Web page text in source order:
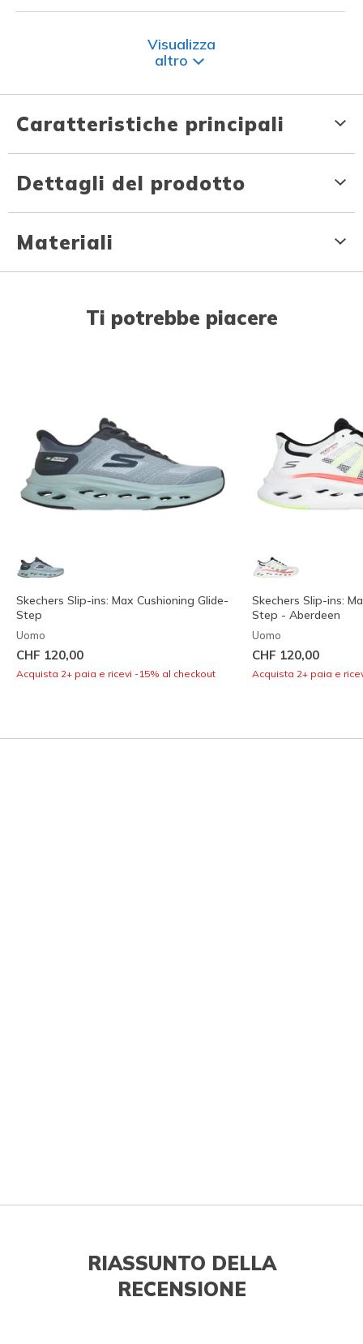
Visualizza
altro
Caratteristiche principali
Dettagli del prodotto
Materiali
Ti potrebbe piacere
Skechers Slip-ins: Max Cushioning Glide-
Step
Uomo
CHF 120,00
Acquista 2+ paia e ricevi -15% al checkout
Skechers Slip-ins:
Step - Aberdeen
Uomo
CHF 120,00
Acquista 2+ paia e
RIASSUNTO DELLA
RECENSIONE